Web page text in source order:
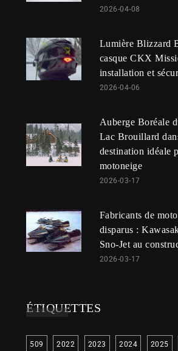
2026-04-08
Lumière Blizzard
casque CKX
installation et
2026-04-06
Auberge Boréale
Lac Brouillard
destination idéale
motoneige
2026-03-17
Fabricants de
disparus :
Sno-Jet au
2026-03-17
ÉTIQUETTES
509 2022 2023 2024 2025